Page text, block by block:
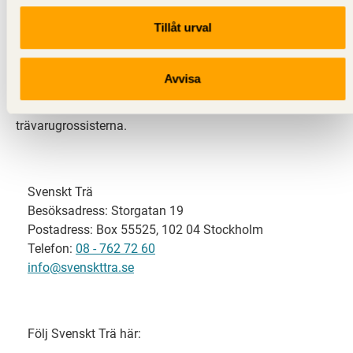
Tillåt urval
Avvisa
Svenskt Trä representerar svensk sågverksindustri
och är en del av branschorganisationen
svensk limträ-, KL-trä- och förpackningsindustri samt
trävarugrossisterna.
Svenskt Trä
Besöksadress: Storgatan 19
Postadress: Box 55525, 102 04 Stockholm
Telefon: 08 - 762 72 60
info@svenskttra.se
Följ Svenskt Trä här: